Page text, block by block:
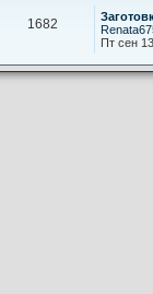
1682
Пт сен